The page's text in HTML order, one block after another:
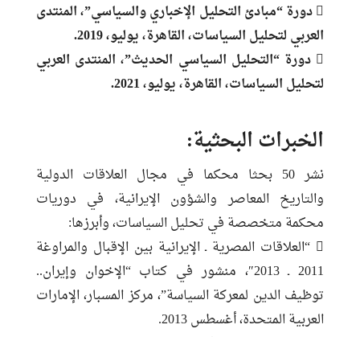
 دورة “مبادئ التحليل الإخباري والسياسي”، المنتدى
العربي لتحليل السياسات، القاهرة، يوليو، 2019.
 دورة “التحليل السياسي الحديث”، المنتدى العربي
لتحليل السياسات، القاهرة، يوليو، 2021.
الخبرات البحثية:
نشر 50 بحثا محكما في مجال العلاقات الدولية
والتاريخ المعاصر والشؤون الإيرانية، في دوريات
محكمة متخصصة في تحليل السياسات، وأبرزها:
 “العلاقات المصرية ـ الإيرانية بين الإقبال والمراوغة
2011 ـ 2013″، منشور في كتاب “الإخوان وإيران..
توظيف الدين لمعركة السياسة”، مركز المسبار، الإمارات
العربية المتحدة، أغسطس 2013.